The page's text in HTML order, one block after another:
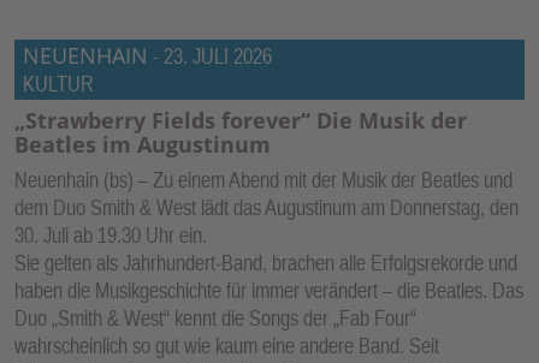
NEUENHAIN - 23. JULI 2026
KULTUR
„Strawberry Fields forever“ Die Musik der
Beatles im Augustinum
Neuenhain (bs) – Zu einem Abend mit der Musik der Beatles und
dem Duo Smith & West lädt das Augustinum am Donnerstag, den
30. Juli ab 19.30 Uhr ein.
Sie gelten als Jahrhundert-Band, brachen alle Erfolgsrekorde und
haben die Musikgeschichte für immer verändert – die Beatles. Das
Duo „Smith & West“ kennt die Songs der „Fab Four“
wahrscheinlich so gut wie kaum eine andere Band. Seit